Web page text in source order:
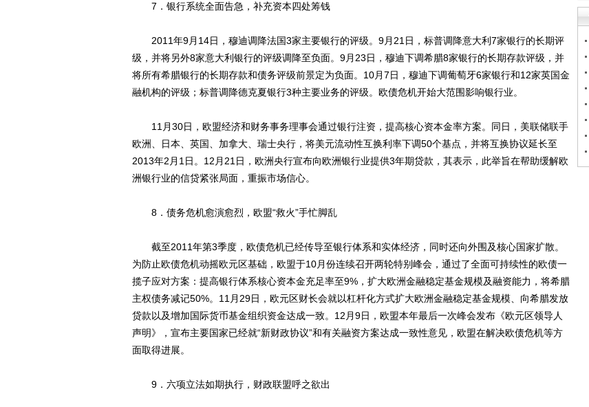
7．银行系统全面告急，补充资本四处筹钱
2011年9月14日，穆迪调降法国3家主要银行的评级。9月21日，标普调降意大利7家银行的长期评
级，并将另外8家意大利银行的评级调降至负面。9月23日，穆迪下调希腊8家银行的长期存款评级，并
将所有希腊银行的长期存款和债务评级前景定为负面。10月7日，穆迪下调葡萄牙6家银行和12家英国金
融机构的评级；标普调降德克夏银行3种主要业务的评级。欧债危机开始大范围影响银行业。
11月30日，欧盟经济和财务事务理事会通过银行注资，提高核心资本金率方案。同日，美联储联手
欧洲、日本、英国、加拿大、瑞士央行，将美元流动性互换利率下调50个基点，并将互换协议延长至
2013年2月1日。12月21日，欧洲央行宣布向欧洲银行业提供3年期贷款，其表示，此举旨在帮助缓解欧
洲银行业的信贷紧张局面，重振市场信心。
8．债务危机愈演愈烈，欧盟“救火”手忙脚乱
截至2011年第3季度，欧债危机已经传导至银行体系和实体经济，同时还向外围及核心国家扩散。
为防止欧债危机动摇欧元区基础，欧盟于10月份连续召开两轮特别峰会，通过了全面可持续性的欧债一
揽子应对方案：提高银行体系核心资本金充足率至9%，扩大欧洲金融稳定基金规模及融资能力，将希腊
主权债务减记50%。11月29日，欧元区财长会就以杠杆化方式扩大欧洲金融稳定基金规模、向希腊发放
贷款以及增加国际货币基金组织资金达成一致。12月9日，欧盟本年最后一次峰会发布《欧元区领导人
声明》，宣布主要国家已经就“新财政协议”和有关融资方案达成一致性意见，欧盟在解决欧债危机等方
面取得进展。
9．六项立法如期执行，财政联盟呼之欲出